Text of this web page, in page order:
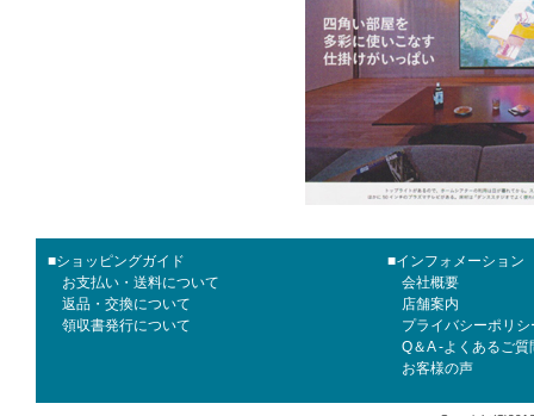
■ショッピングガイド
お支払い・送料について
返品・交換について
領収書発行について
■インフォメーション
会社概要
店舗案内
プライバシーポリシ
Q＆A -よくあるご質
お客様の声